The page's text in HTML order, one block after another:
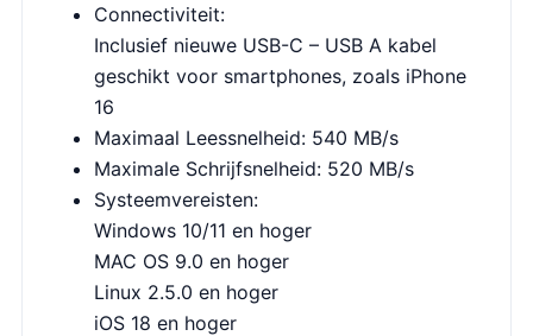
Connectiviteit:
Inclusief nieuwe USB-C – USB A kabel
geschikt voor smartphones, zoals iPhone
16
Maximaal Leessnelheid: 540 MB/s
Maximale Schrijfsnelheid: 520 MB/s
Systeemvereisten:
Windows 10/11 en hoger
MAC OS 9.0 en hoger
Linux 2.5.0 en hoger
iOS 18 en hoger